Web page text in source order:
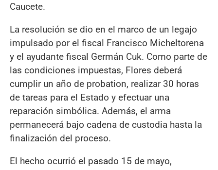
Caucete.
La resolución se dio en el marco de un legajo
impulsado por el fiscal Francisco Micheltorena
y el ayudante fiscal Germán Cuk. Como parte de
las condiciones impuestas, Flores deberá
cumplir un año de probation, realizar 30 horas
de tareas para el Estado y efectuar una
reparación simbólica. Además, el arma
permanecerá bajo cadena de custodia hasta la
finalización del proceso.
El hecho ocurrió el pasado 15 de mayo,